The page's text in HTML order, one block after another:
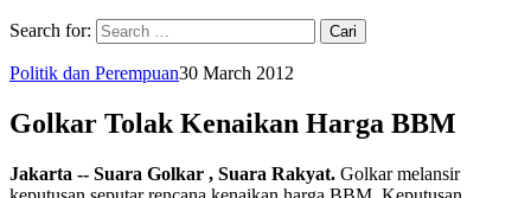
Search for:
Politik dan Perempuan30 March 2012
Golkar Tolak Kenaikan Harga BBM
Jakarta -- Suara Golkar , Suara Rakyat. Golkar melansir